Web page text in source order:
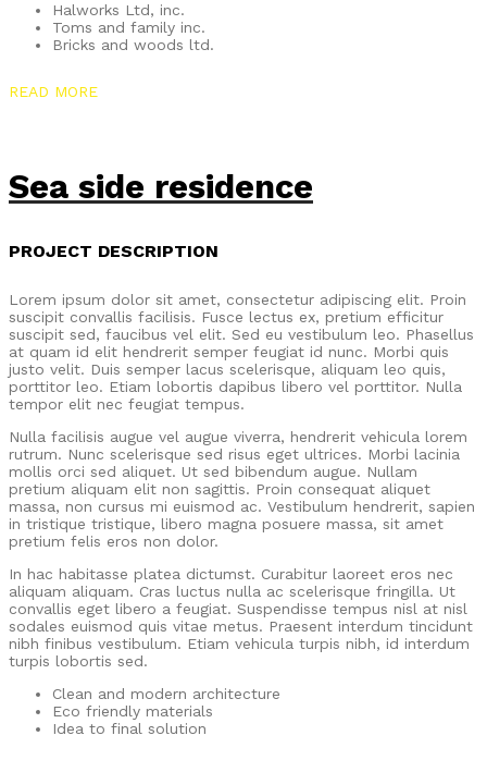
Halworks Ltd, inc.
Toms and family inc.
Bricks and woods ltd.
READ MORE
Sea side residence
PROJECT DESCRIPTION
Lorem ipsum dolor sit amet, consectetur adipiscing elit. Proin
suscipit convallis facilisis. Fusce lectus ex, pretium efficitur
suscipit sed, faucibus vel elit. Sed eu vestibulum leo. Phasellus
at quam id elit hendrerit semper feugiat id nunc. Morbi quis
justo velit. Duis semper lacus scelerisque, aliquam leo quis,
porttitor leo. Etiam lobortis dapibus libero vel porttitor. Nulla
tempor elit nec feugiat tempus.
Nulla facilisis augue vel augue viverra, hendrerit vehicula lorem
rutrum. Nunc scelerisque sed risus eget ultrices. Morbi lacinia
mollis orci sed aliquet. Ut sed bibendum augue. Nullam
pretium aliquam elit non sagittis. Proin consequat aliquet
massa, non cursus mi euismod ac. Vestibulum hendrerit, sapien
in tristique tristique, libero magna posuere massa, sit amet
pretium felis eros non dolor.
In hac habitasse platea dictumst. Curabitur laoreet eros nec
aliquam aliquam. Cras luctus nulla ac scelerisque fringilla. Ut
convallis eget libero a feugiat. Suspendisse tempus nisl at nisl
sodales euismod quis vitae metus. Praesent interdum tincidunt
nibh finibus vestibulum. Etiam vehicula turpis nibh, id interdum
turpis lobortis sed.
Clean and modern architecture
Eco friendly materials
Idea to final solution